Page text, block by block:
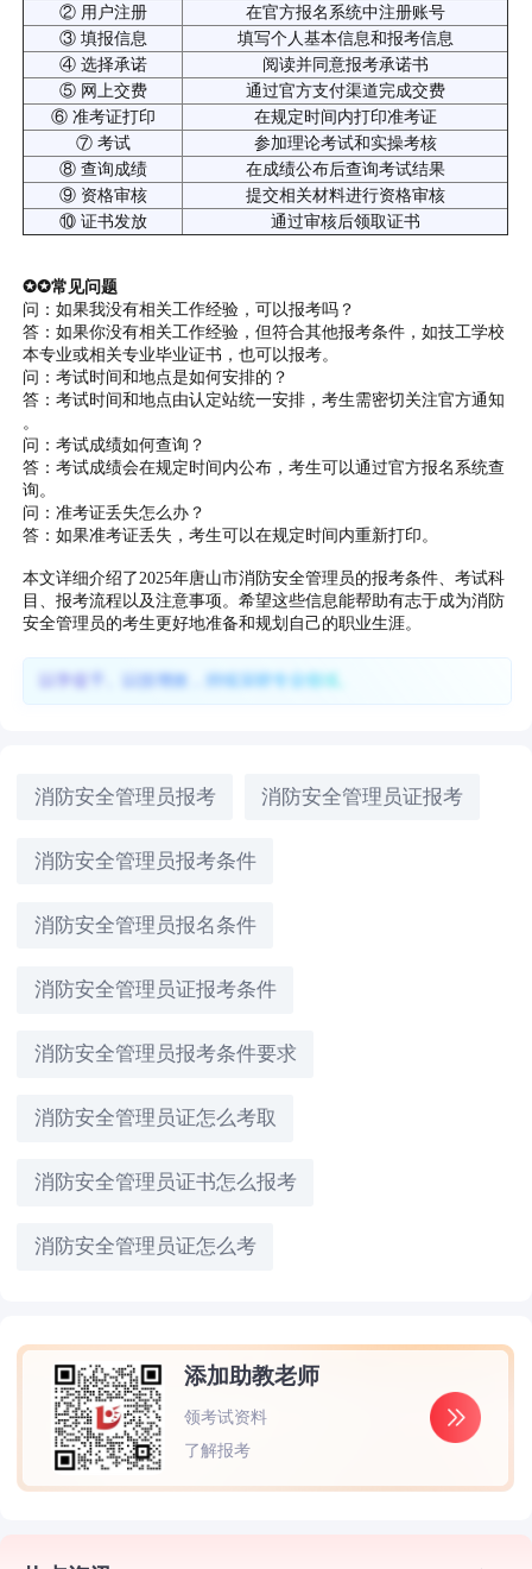
② 用户注册
在官方报名系统中注册账号
③ 填报信息
填写个人基本信息和报考信息
④ 选择承诺
阅读并同意报考承诺书
⑤ 网上交费
通过官方支付渠道完成交费
⑥ 准考证打印
在规定时间内打印准考证
⑦ 考试
参加理论考试和实操考核
⑧ 查询成绩
在成绩公布后查询考试结果
⑨ 资格审核
提交相关材料进行资格审核
⑩ 证书发放
通过审核后领取证书
✪✪常见问题
问：如果我没有相关工作经验，可以报考吗？
答：如果你没有相关工作经验，但符合其他报考条件，如技工学校
本专业或相关专业毕业证书，也可以报考。
问：考试时间和地点是如何安排的？
答：考试时间和地点由认定站统一安排，考生需密切关注官方通知
。
问：考试成绩如何查询？
答：考试成绩会在规定时间内公布，考生可以通过官方报名系统查
询。
问：准考证丢失怎么办？
答：如果准考证丢失，考生可以在规定时间内重新打印。
本文详细介绍了2025年唐山市消防安全管理员的报考条件、考试科
目、报考流程以及注意事项。希望这些信息能帮助有志于成为消防
安全管理员的考生更好地准备和规划自己的职业生涯。
以学促干、以技增效，持续深耕专业领域。
消防安全管理员报考 消防安全管理员证报考
消防安全管理员报考条件
消防安全管理员报名条件
消防安全管理员证报考条件
消防安全管理员报考条件要求
消防安全管理员证怎么考取
消防安全管理员证书怎么报考
消防安全管理员证怎么考
添加助教老师
领考试资料
了解报考